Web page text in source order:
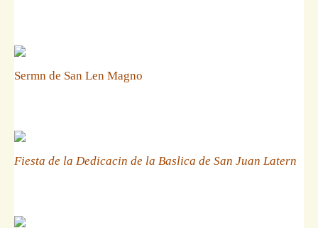
Sermn de San Len Magno
Fiesta de la Dedicacin de la Baslica de San Juan Latern